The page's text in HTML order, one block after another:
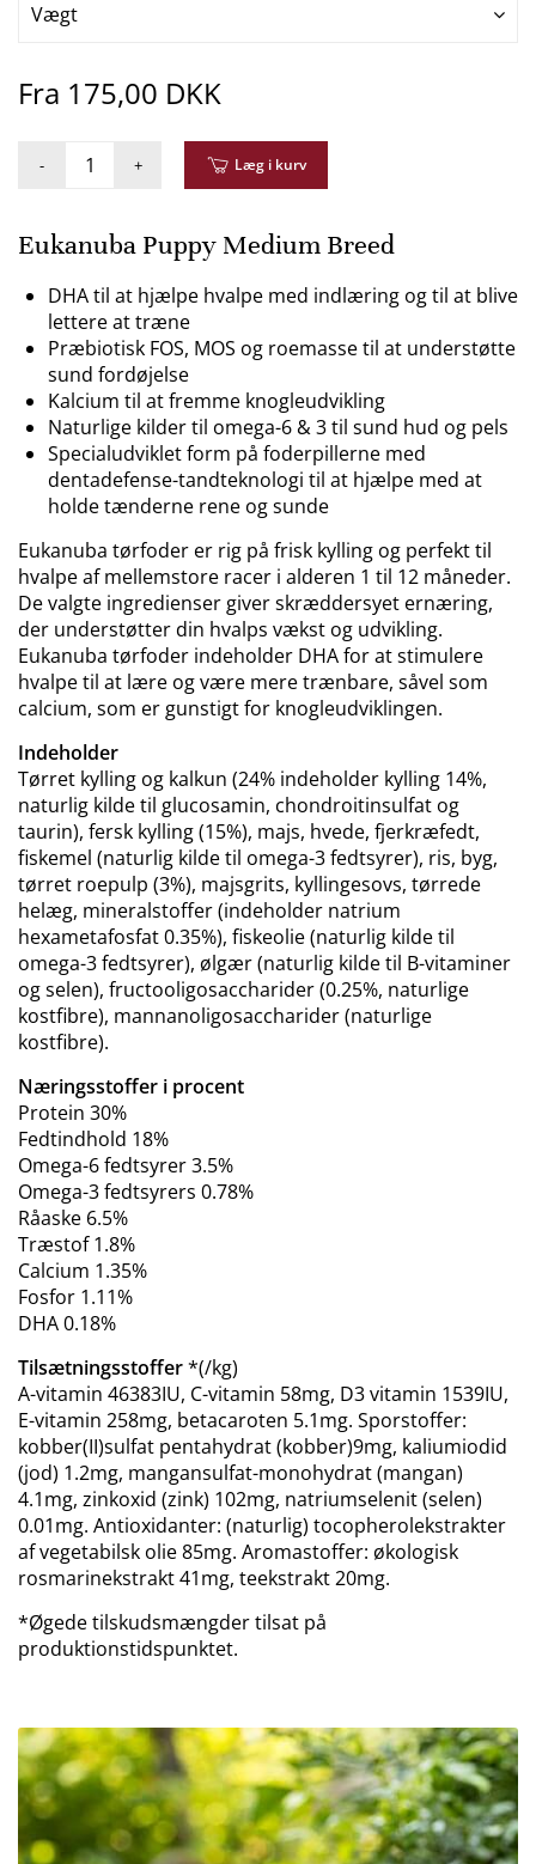
Vægt
Fra 175,00 DKK
- + Læg i kurv
Eukanuba Puppy Medium Breed
DHA til at hjælpe hvalpe med indlæring og til at blive
lettere at træne
Præbiotisk FOS, MOS og roemasse til at understøtte
sund fordøjelse
Kalcium til at fremme knogleudvikling
Naturlige kilder til omega-6 & 3 til sund hud og pels
Specialudviklet form på foderpillerne med
dentadefense-tandteknologi til at hjælpe med at
holde tænderne rene og sunde
Eukanuba tørfoder er rig på frisk kylling og perfekt til
hvalpe af mellemstore racer i alderen 1 til 12 måneder.
De valgte ingredienser giver skræddersyet ernæring,
der understøtter din hvalps vækst og udvikling.
Eukanuba tørfoder indeholder DHA for at stimulere
hvalpe til at lære og være mere trænbare, såvel som
calcium, som er gunstigt for knogleudviklingen.
Indeholder
Tørret kylling og kalkun (24% indeholder kylling 14%,
naturlig kilde til glucosamin, chondroitinsulfat og
taurin), fersk kylling (15%), majs, hvede, fjerkræfedt,
fiskemel (naturlig kilde til omega-3 fedtsyrer), ris, byg,
tørret roepulp (3%), majsgrits, kyllingesovs, tørrede
helæg, mineralstoffer (indeholder natrium
hexametafosfat 0.35%), fiskeolie (naturlig kilde til
omega-3 fedtsyrer), ølgær (naturlig kilde til B-vitaminer
og selen), fructooligosaccharider (0.25%, naturlige
kostfibre), mannanoligosaccharider (naturlige
kostfibre).
Næringsstoffer i procent
Protein 30%
Fedtindhold 18%
Omega-6 fedtsyrer 3.5%
Omega-3 fedtsyrers 0.78%
Råaske 6.5%
Træstof 1.8%
Calcium 1.35%
Fosfor 1.11%
DHA 0.18%
Tilsætningsstoffer*(/kg)
A-vitamin 46383IU, C-vitamin 58mg, D3 vitamin 1539IU,
E-vitamin 258mg, betacaroten 5.1mg. Sporstoffer:
kobber(II)sulfat pentahydrat (kobber)9mg, kaliumiodid
(jod) 1.2mg, mangansulfat-monohydrat (mangan)
4.1mg, zinkoxid (zink) 102mg, natriumselenit (selen)
0.01mg. Antioxidanter: (naturlig) tocopherolekstrakter
af vegetabilsk olie 85mg. Aromastoffer: økologisk
rosmarinekstrakt 41mg, teekstrakt 20mg.
*Øgede tilskudsmængder tilsat på
produktionstidspunktet.